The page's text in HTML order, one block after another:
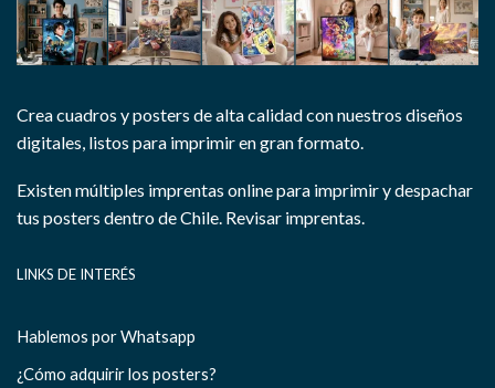
Crea cuadros y posters de alta calidad con nuestros diseños
digitales, listos para imprimir en gran formato.
Existen múltiples imprentas online para imprimir y despachar
tus posters dentro de Chile. Revisar imprentas.
LINKS DE INTERÉS
Hablemos por Whatsapp
¿Cómo adquirir los posters?